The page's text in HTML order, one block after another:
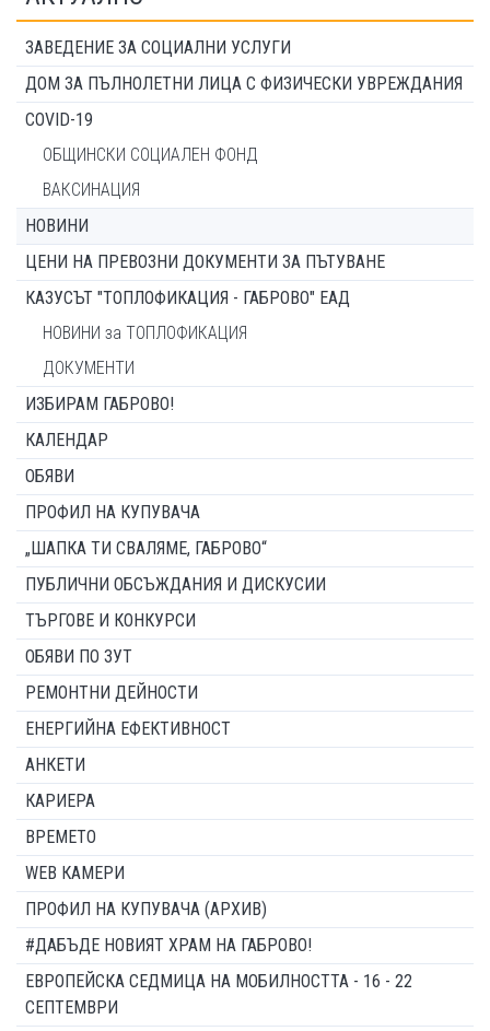
ЗАВЕДЕНИЕ ЗА СОЦИАЛНИ УСЛУГИ
ДОМ ЗА ПЪЛНОЛЕТНИ ЛИЦА С ФИЗИЧЕСКИ УВРЕЖДАНИЯ
COVID-19
ОБЩИНСКИ СОЦИАЛЕН ФОНД
ВАКСИНАЦИЯ
НОВИНИ
ЦЕНИ НА ПРЕВОЗНИ ДОКУМЕНТИ ЗА ПЪТУВАНЕ
КАЗУСЪТ "ТОПЛОФИКАЦИЯ - ГАБРОВО" ЕАД
НОВИНИ за ТОПЛОФИКАЦИЯ
ДОКУМЕНТИ
ИЗБИРАМ ГАБРОВО!
КАЛЕНДАР
ОБЯВИ
ПРОФИЛ НА КУПУВАЧА
„ШАПКА ТИ СВАЛЯМЕ, ГАБРОВО“
ПУБЛИЧНИ ОБСЪЖДАНИЯ И ДИСКУСИИ
ТЪРГОВЕ И КОНКУРСИ
ОБЯВИ ПО ЗУТ
РЕМОНТНИ ДЕЙНОСТИ
ЕНЕРГИЙНА ЕФЕКТИВНОСТ
АНКЕТИ
КАРИЕРА
ВРЕМЕТО
WEB КАМЕРИ
ПРОФИЛ НА КУПУВАЧА (АРХИВ)
#ДАБЪДЕ НОВИЯТ ХРАМ НА ГАБРОВО!
ЕВРОПЕЙСКА СЕДМИЦА НА МОБИЛНОСТТА - 16 - 22
СЕПТЕМВРИ